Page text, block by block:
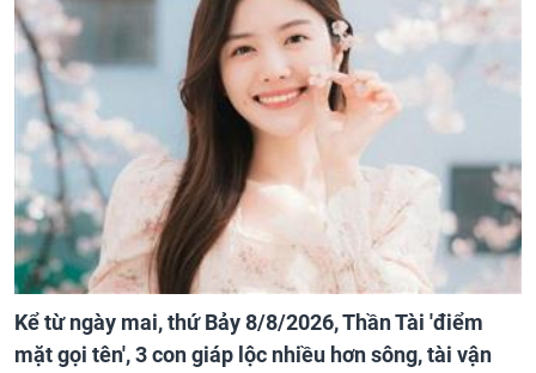
Kể từ ngày mai, thứ Bảy 8/8/2026, Thần Tài 'điểm
mặt gọi tên', 3 con giáp lộc nhiều hơn sông, tài vận